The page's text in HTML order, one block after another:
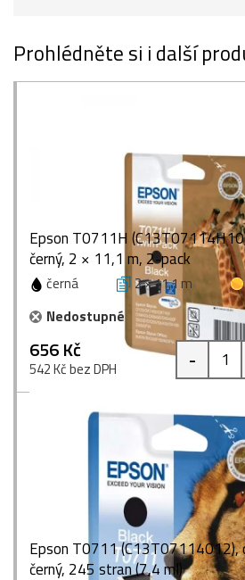
Prohlédněte si i další
Epson T0711H
černý, 2 × 11,1 m, 2-pack
černá 2 × 11,1 m
Nedostupné
656 Kč
542 Kč bez DPH -
Epson T0711 (C13T07114012),
černý, 245 stran (7,4 ml)